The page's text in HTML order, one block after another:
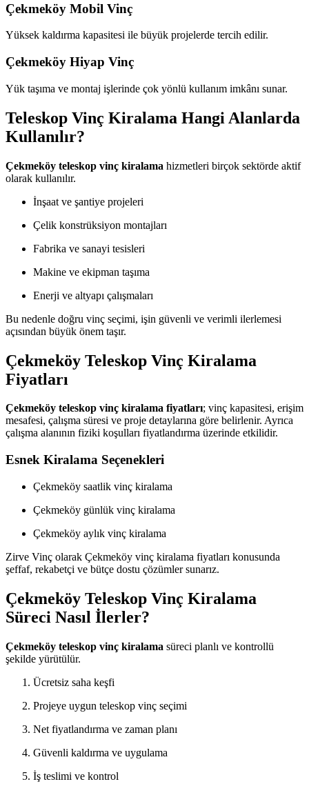
Çekmeköy Mobil Vinç
Yüksek kaldırma kapasitesi ile büyük projelerde tercih edilir.
Çekmeköy Hiyap Vinç
Yük taşıma ve montaj işlerinde çok yönlü kullanım imkânı sunar.
Teleskop Vinç Kiralama Hangi Alanlarda
Kullanılır?
Çekmeköy teleskop vinç kiralama hizmetleri birçok sektörde aktif
olarak kullanılır.
İnşaat ve şantiye projeleri
Çelik konstrüksiyon montajları
Fabrika ve sanayi tesisleri
Makine ve ekipman taşıma
Enerji ve altyapı çalışmaları
Bu nedenle doğru vinç seçimi, işin güvenli ve verimli ilerlemesi
açısından büyük önem taşır.
Çekmeköy Teleskop Vinç Kiralama
Fiyatları
Çekmeköy teleskop vinç kiralama fiyatları; vinç kapasitesi, erişim
mesafesi, çalışma süresi ve proje detaylarına göre belirlenir. Ayrıca
çalışma alanının fiziki koşulları fiyatlandırma üzerinde etkilidir.
Esnek Kiralama Seçenekleri
Çekmeköy saatlik vinç kiralama
Çekmeköy günlük vinç kiralama
Çekmeköy aylık vinç kiralama
Zirve Vinç olarak Çekmeköy vinç kiralama fiyatları konusunda
şeffaf, rekabetçi ve bütçe dostu çözümler sunarız.
Çekmeköy Teleskop Vinç Kiralama
Süreci Nasıl İlerler?
Çekmeköy teleskop vinç kiralama süreci planlı ve kontrollü
şekilde yürütülür.
Ücretsiz saha keşfi
Projeye uygun teleskop vinç seçimi
Net fiyatlandırma ve zaman planı
Güvenli kaldırma ve uygulama
İş teslimi ve kontrol